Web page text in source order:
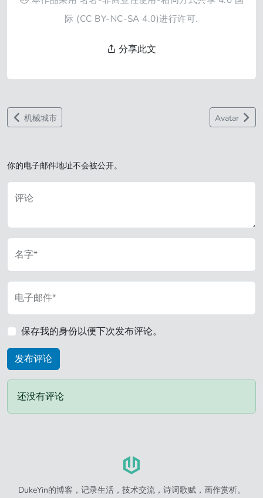
际 (CC BY-NC-SA 4.0)进行许可.
分享此文
机械城市 Avatar
你的电子邮件地址不会被公开。
评论
名字*
电子邮件*
保存我的身份以便下次发布评论。
还没有评论
DukeYin的博客，记录生活，技术交流，诗词歌赋，画作赏析。